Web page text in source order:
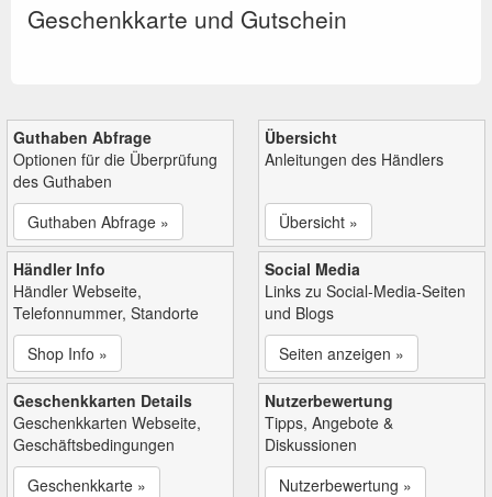
Geschenkkarte und Gutschein
Guthaben Abfrage
Optionen für die Überprüfung
des Guthaben
Guthaben Abfrage »
Übersicht
Anleitungen des Händlers
Übersicht »
Händler Info
Händler Webseite,
Telefonnummer, Standorte
Shop Info »
Social Media
Links zu Social-Media-Seiten
und Blogs
Seiten anzeigen »
Geschenkkarten Details
Geschenkkarten Webseite,
Geschäftsbedingungen
Geschenkkarte »
Nutzerbewertung
Tipps, Angebote &
Diskussionen
Nutzerbewertung »